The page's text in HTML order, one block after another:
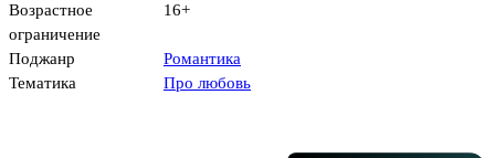
Возрастное
ограничение
16+
Поджанр
Романтика
Тематика
Про любовь